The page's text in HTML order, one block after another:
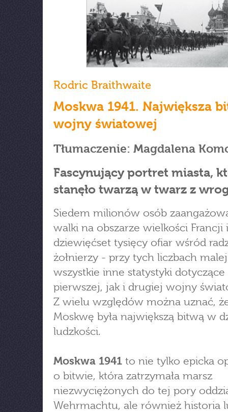
Rodric Braithwaite
Moskwa 1941. Największa
wojny światowej
Tłumaczenie: Magdalena
Fascynujący portret miasta,
stanęło twarzą w twarz z
Siedem milionów osób
walki na obszarze wielkości Francji
dziewięćset tysięcy ofiar wśród
żołnierzy - przy tych liczbach
wszystkie inne statystyki
pierwszej, jak i drugiej wojny
Z wielu względów można uznać,
Moskwę była największą bitwą w
ludzkości.
Moskwa 1941 to nie tylko epicka
o bitwie, która zatrzymała marsz
niezwyciężonych do tej pory
Wehrmachtu, ale również historia